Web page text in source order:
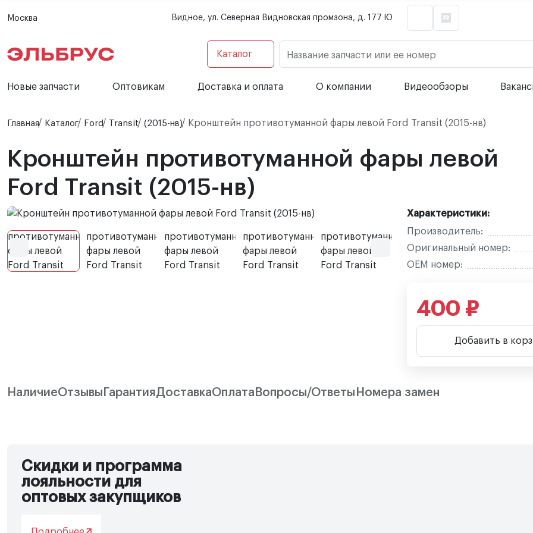
Москва Видное, ул. Северная Видновская промзона, д. 177 Ю
Каталог Название запчасти или ее номер
Новые запчасти Оптовикам Доставка и оплата О компании Видеообзоры
Главная Каталог Ford Transit (2015-нв) Кронштейн противотуманной фары левой Ford Transit (2015-нв)
Кронштейн противотуманной фары левой
Ford Transit (2015-нв)
Характеристики:
Производитель:
Оригинальный номер:
OEM номер:
400 ₽
Добавить в
НаличиеОтзывы ГарантияДоставкаОплата Вопросы/Ответы Номера замен
Скидки и программа
лояльности для
оптовых закупщиков